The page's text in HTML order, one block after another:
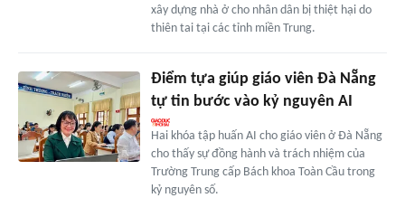
xây dựng nhà ở cho nhân dân bị thiệt hại do
thiên tai tại các tỉnh miền Trung.
Điểm tựa giúp giáo viên Đà Nẵng
tự tin bước vào kỷ nguyên AI
Hai khóa tập huấn AI cho giáo viên ở Đà Nẵng
cho thấy sự đồng hành và trách nhiệm của
Trường Trung cấp Bách khoa Toàn Cầu trong
kỷ nguyên số.